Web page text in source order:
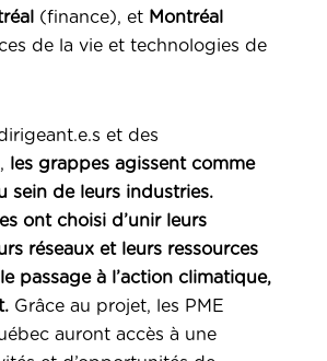
(finance), et Montréal
de la vie et technologies de
et des
les grappes agissent comme
sein de leurs industries.
ont choisi d’unir leurs
réseaux et leurs ressources
passage à l’action climatique,
Grâce au projet, les PME
auront accès à une